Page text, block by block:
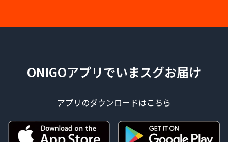
ONIGOアプリでいまスグお届け
アプリのダウンロードはこちら